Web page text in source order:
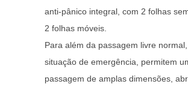
anti-pânico integral, com 2 folhas
2 folhas móveis.
Para além da passagem livre
situação de emergência, permitem
passagem de amplas dimensões,